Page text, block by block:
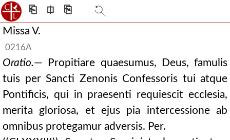
⎗ ⎅ ⎘
Missa V.
0216A
Oratio.— Propitiare quaesumus, Deus, famulis
tuis per Sancti Zenonis Confessoris tui atque
Pontificis, qui in praesenti requiescit ecclesia,
merita gloriosa, et ejus pia intercessione ab
omnibus protegamur adversis. Per.